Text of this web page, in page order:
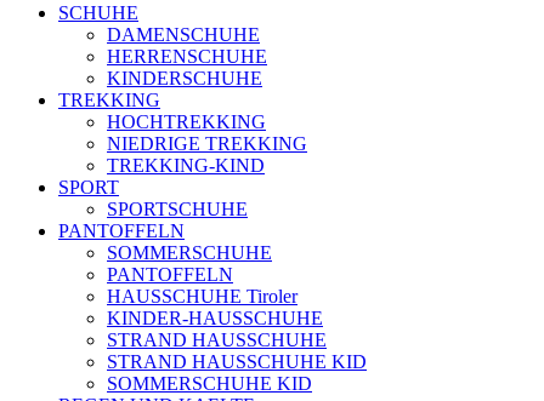
SCHUHE
DAMENSCHUHE
HERRENSCHUHE
KINDERSCHUHE
TREKKING
HOCHTREKKING
NIEDRIGE TREKKING
TREKKING-KIND
SPORT
SPORTSCHUHE
PANTOFFELN
SOMMERSCHUHE
PANTOFFELN
HAUSSCHUHE Tiroler
KINDER-HAUSSCHUHE
STRAND HAUSSCHUHE
STRAND HAUSSCHUHE KID
SOMMERSCHUHE KID